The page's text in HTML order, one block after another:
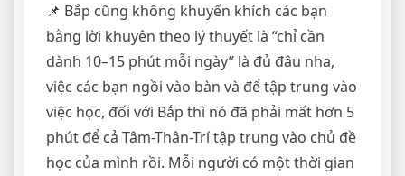
📌 Bắp cũng không khuyến khích các bạn
bằng lời khuyên theo lý thuyết là “chỉ cần
dành 10–15 phút mỗi ngày” là đủ đâu nha,
việc các bạn ngồi vào bàn và để tập trung vào
việc học, đối với Bắp thì nó đã phải mất hơn 5
phút để cả Tâm-Thân-Trí tập trung vào chủ đề
học của mình rồi. Mỗi người có một thời gian